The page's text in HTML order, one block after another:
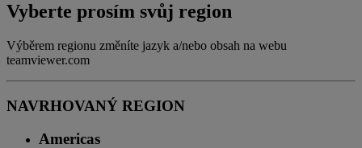
Vyberte prosím svůj region
Výběrem regionu změníte jazyk a/nebo obsah na webu
teamviewer.com
NAVRHOVANÝ REGION
Americas